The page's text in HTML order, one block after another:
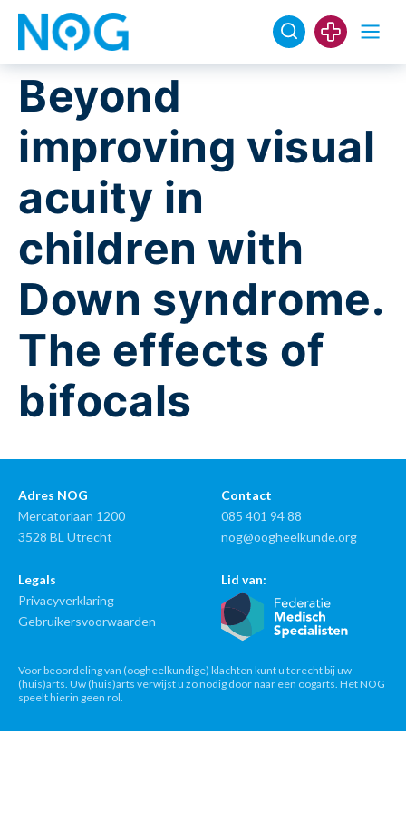
Beyond
improving visual
acuity in
children with
Down syndrome.
The effects of
bifocals
Adres NOG
Mercatorlaan 1200
3528 BL Utrecht
Contact
085 401 94 88
nog@oogheelkunde.org
Legals
Privacyverklaring
Gebruikersvoorwaarden
Lid van:
Voor beoordeling van (oogheelkundige) klachten kunt u terecht bij uw
(huis)arts. Uw (huis)arts verwijst u zo nodig door naar een oogarts. Het NOG
speelt hierin geen rol.